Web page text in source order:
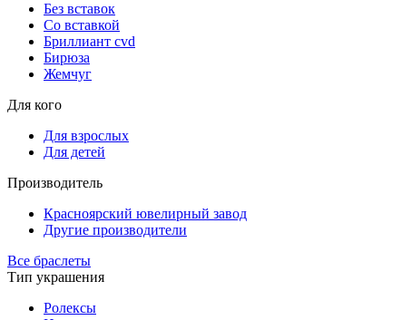
Без вставок
Со вставкой
Бриллиант cvd
Бирюза
Жемчуг
Для кого
Для взрослых
Для детей
Производитель
Красноярский ювелирный завод
Другие производители
Все браслеты
Тип украшения
Ролексы